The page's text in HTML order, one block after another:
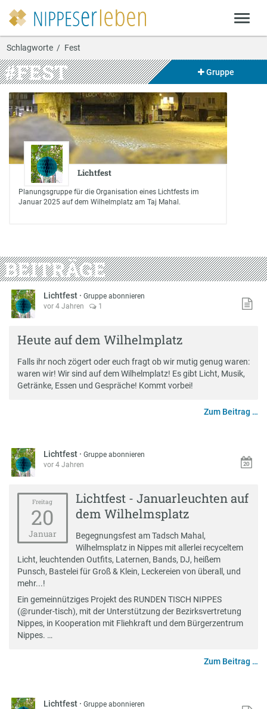
Schlagworte Fest
#FEST Gruppe
Lichtfest
Planungsgruppe für die Organisation eines Lichtfests im
Januar 2025 auf dem Wilhelmplatz am Taj Mahal.
BEITRÄGE
Lichtfest ·Gruppe abonnieren
vor 4 Jahren
1
Heute auf dem Wilhelmplatz
Falls ihr noch zögert oder euch fragt ob wir mutig genug waren:
waren wir! Wir sind auf dem Wilhelmplatz! Es gibt Licht, Musik,
Getränke, Essen und Gespräche! Kommt vorbei!
Zum Beitrag …
Lichtfest ·Gruppe abonnieren
vor 4 Jahren
Freitag
20
Januar
Lichtfest - Januarleuchten auf
dem Wilhelmsplatz
Begegnungsfest am Tadsch Mahal,
Wilhelmsplatz in Nippes mit allerlei recyceltem
Licht, leuchtenden Outfits, Laternen, Bands, DJ, heißem
Punsch, Bastelei für Groß & Klein, Leckereien von überall, und
mehr...!
Ein gemeinnütziges Projekt des RUNDEN TISCH NIPPES
(@runder-tisch), mit der Unterstützung der Bezirksvertretung
Nippes, in Kooperation mit Fliehkraft und dem Bürgerzentrum
Nippes. …
Zum Beitrag …
Lichtfest ·Gruppe abonnieren